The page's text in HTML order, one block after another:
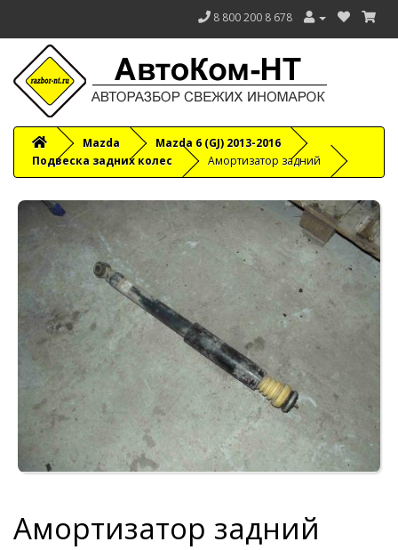
8 800 200 8 678
Mazda
Mazda 6 (GJ) 2013-2016
Подвеска задних колес
Амортизатор задний
Амортизатор задний